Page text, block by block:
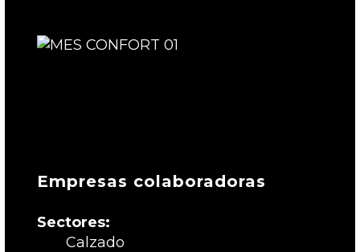
Empresas colaboradoras
Sectores:
Calzado